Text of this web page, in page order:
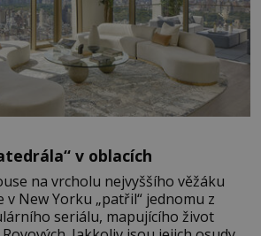
v oblacích
na vrcholu nejvyššího věžáku
v New Yorku „patřil“ jednomu z
seriálu, mapujícího život